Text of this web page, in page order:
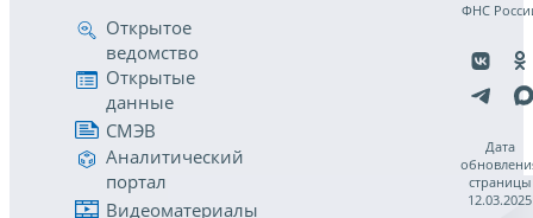
Открытое
ведомство
Открытые
данные
СМЭВ
Аналитический
портал
Видеоматериалы
ФНС
Дата
страницы
12.03.2025